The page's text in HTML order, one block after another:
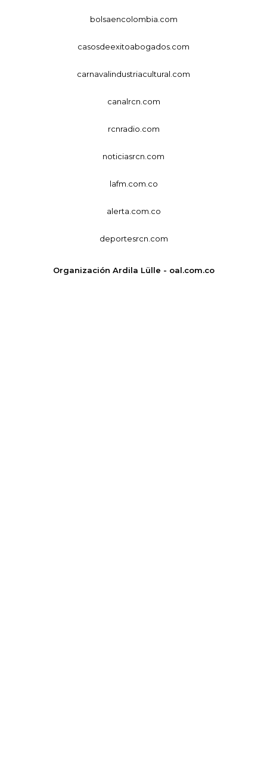
bolsaencolombia.com
casosdeexitoabogados.com
carnavalindustriacultural.com
canalrcn.com
rcnradio.com
noticiasrcn.com
lafm.com.co
alerta.com.co
deportesrcn.com
Organización Ardila Lülle - oal.com.co